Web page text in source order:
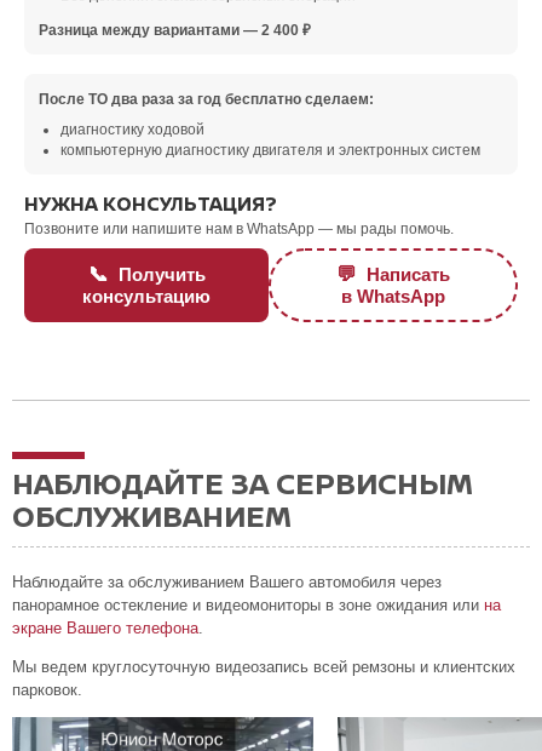
Разница между вариантами — 2 400 ₽
После ТО два раза за год бесплатно сделаем:
диагностику ходовой
компьютерную диагностику двигателя и электронных систем
НУЖНА КОНСУЛЬТАЦИЯ?
Позвоните или напишите нам в WhatsApp — мы рады помочь.
📞 Получить
консультацию
💬 Написать
в WhatsApp
НАБЛЮДАЙТЕ ЗА СЕРВИСНЫМ
ОБСЛУЖИВАНИЕМ
Наблюдайте за обслуживанием Вашего автомобиля через
панорамное остекление и видеомониторы в зоне ожидания или на
экране Вашего телефона.
Мы ведем круглосуточную видеозапись всей ремзоны и клиентских
парковок.